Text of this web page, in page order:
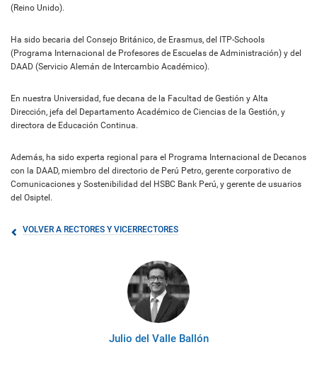
(Reino Unido).
Ha sido becaria del Consejo Británico, de Erasmus, del ITP-Schools
(Programa Internacional de Profesores de Escuelas de Administración) y del
DAAD (Servicio Alemán de Intercambio Académico).
En nuestra Universidad, fue decana de la Facultad de Gestión y Alta
Dirección, jefa del Departamento Académico de Ciencias de la Gestión, y
directora de Educación Continua.
Además, ha sido experta regional para el Programa Internacional de Decanos
con la DAAD, miembro del directorio de Perú Petro, gerente corporativo de
Comunicaciones y Sostenibilidad del HSBC Bank Perú, y gerente de usuarios
del Osiptel.
VOLVER A RECTORES Y VICERRECTORES
Julio del Valle Ballón